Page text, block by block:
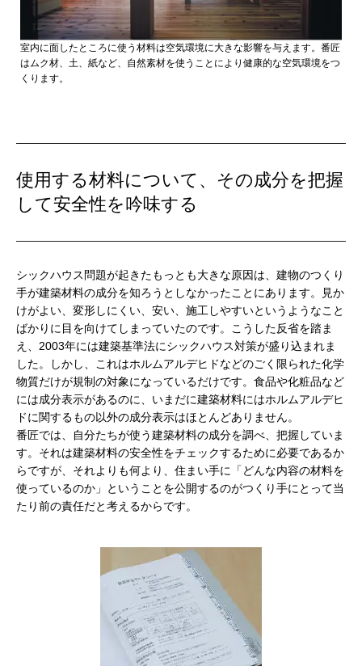
室内に面したところに使う材料は空気環境に大きな影響を与えます。番匠
はムク材、土、紙など、自然素材を使うことにより健康的な空気環境をつ
くります。
使用する材料について、その成分を把握
して安全性を吟味する
シックハウス問題が起きたもっとも大きな原因は、建物のつくり
手が建築材料の成分を知ろうとしなかったことにあります。見か
けがよい、変形しにくい、安い、施工しやすいというようなこと
ばかりに目を向けてしまっていたのです。こうした反省を踏ま
え、2003年には建築基準法にシックハウス対策が盛り込まれま
した。しかし、これはホルムアルデヒドなどのごく限られた化学
物質だけが規制の対象になっているだけです。食品や化粧品など
には成分表示があるのに、いまだに建築材料にはホルムアルデヒ
ドに関するもの以外の成分表示はほとんどありません。
番匠では、自分たちが使う建築材料の成分を調べ、把握していま
す。それは建築材料の安全性をチェックするために必要であるか
らですが、それよりも何より、住まい手に「どんな内容の材料を
使っているのか」ということを公開するのがつくり手にとって当
たり前の責任だと考えるからです。